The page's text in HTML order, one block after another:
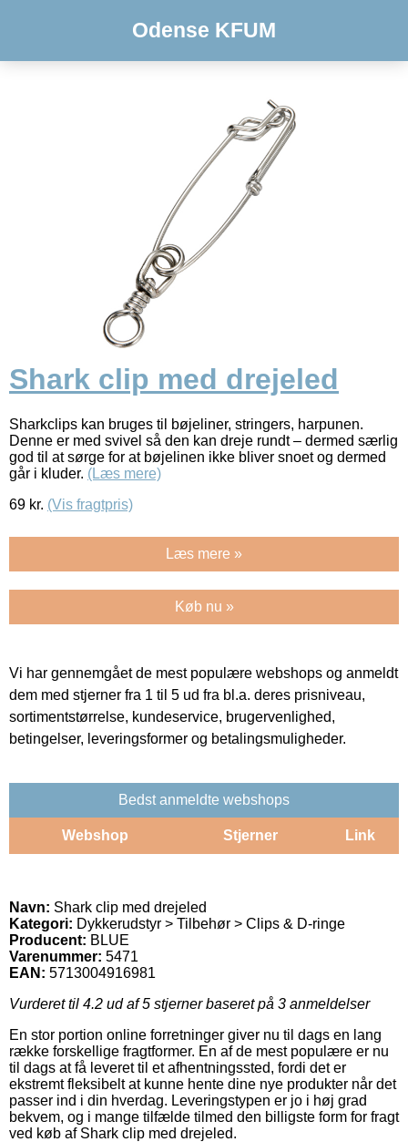
Odense KFUM
Shark clip med drejeled
Sharkclips kan bruges til bøjeliner, stringers, harpunen.
Denne er med svivel så den kan dreje rundt – dermed særlig
god til at sørge for at bøjelinen ikke bliver snoet og dermed
går i kluder. (Læs mere)
69 kr. (Vis fragtpris)
Læs mere »
Køb nu »
Vi har gennemgået de mest populære webshops og anmeldt
dem med stjerner fra 1 til 5 ud fra bl.a. deres prisniveau,
sortimentstørrelse, kundeservice, brugervenlighed,
betingelser, leveringsformer og betalingsmuligheder.
Bedst anmeldte webshops
Webshop Stjerner Link
Navn: Shark clip med drejeled
Kategori: Dykkerudstyr > Tilbehør > Clips & D-ringe
Producent: BLUE
Varenummer: 5471
EAN: 5713004916981
Vurderet til 4.2 ud af 5 stjerner baseret på 3 anmeldelser
En stor portion online forretninger giver nu til dags en lang
række forskellige fragtformer. En af de mest populære er nu
til dags at få leveret til et afhentningssted, fordi det er
ekstremt fleksibelt at kunne hente dine nye produkter når det
passer ind i din hverdag. Leveringstypen er jo i høj grad
bekvem, og i mange tilfælde tilmed den billigste form for fragt
ved køb af Shark clip med drejeled.